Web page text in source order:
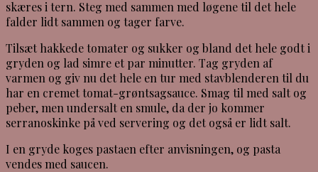
skæres i tern. Steg med sammen med løgene til det hele
falder lidt sammen og tager farve.
Tilsæt hakkede tomater og sukker og bland det hele godt i
gryden og lad simre et par minutter. Tag gryden af
varmen og giv nu det hele en tur med stavblenderen til du
har en cremet tomat-grøntsagsauce. Smag til med salt og
peber, men undersalt en smule, da der jo kommer
serranoskinke på ved servering og det også er lidt salt.
I en gryde koges pastaen efter anvisningen, og pasta
vendes med saucen.